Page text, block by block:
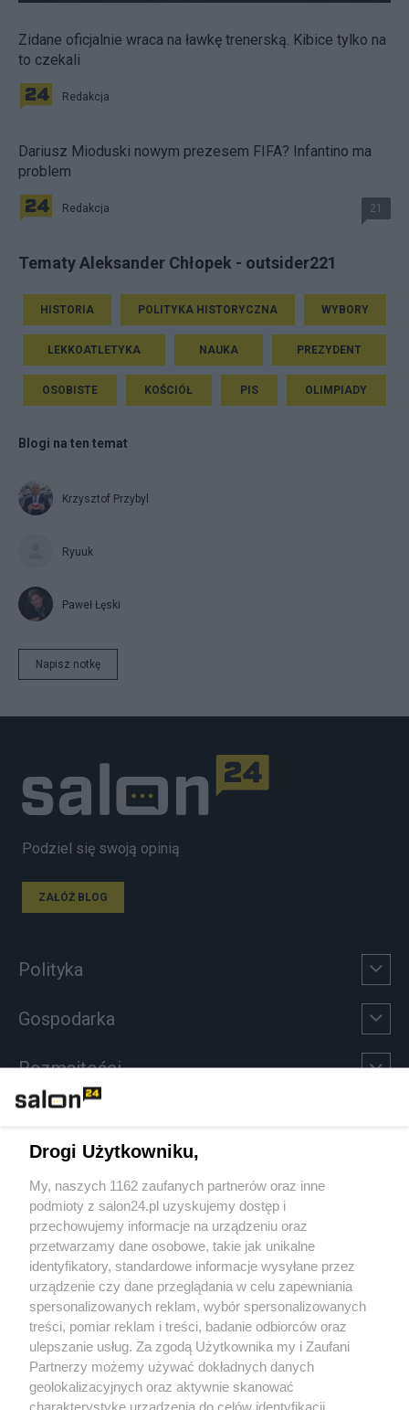
Zidane oficjalnie wraca na ławkę trenerską. Kibice tylko na
to czekali
Redakcja
Dariusz Mioduski nowym prezesem FIFA? Infantino ma
problem
Redakcja 21
Tematy Aleksander Chłopek - outsider221
HISTORIA POLITYKA HISTORYCZNA WYBORY
LEKKOATLETYKA NAUKA PREZYDENT
OSOBISTE KOŚCIÓŁ PIS OLIMPIADY
Blogi na ten temat
Krzysztof Przybyl
Ryuuk
Paweł Łęski
Napisz notkę
Podziel się swoją opinią
ZAŁÓŻ BLOG
Polityka
Gospodarka
Rozmaitości
Sport
Społeczeństwo
Kultura
X Facebook Instagram Youtube
Drogi Użytkowniku,
My, naszych 1162 zaufanych partnerów oraz inne
podmioty z salon24.pl uzyskujemy dostęp i
przechowujemy informacje na urządzeniu oraz
przetwarzamy dane osobowe, takie jak unikalne
identyfikatory, standardowe informacje wysyłane przez
urządzenie czy dane przeglądania w celu zapewniania
spersonalizowanych reklam, wybór spersonalizowanych
treści, pomiar reklam i treści, badanie odbiorców oraz
ulepszanie usług. Za zgodą Użytkownika my i Zaufani
Partnerzy możemy używać dokładnych danych
geolokalizacyjnych oraz aktywnie skanować
charakterystykę urządzenia do celów identyfikacji.